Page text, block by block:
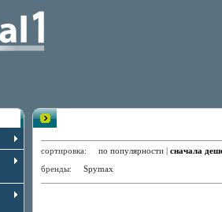
сортировка: по популярности | сначала
бренды: Spymax